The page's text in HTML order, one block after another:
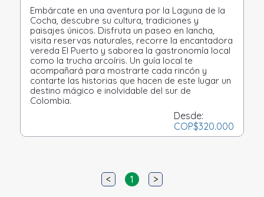
Embárcate en una aventura por la Laguna de la
Cocha, descubre su cultura, tradiciones y
paisajes únicos. Disfruta un paseo en lancha,
visita reservas naturales, recorre la encantadora
vereda El Puerto y saborea la gastronomía local
como la trucha arcoíris. Un guía local te
acompañará para mostrarte cada rincón y
contarte las historias que hacen de este lugar un
destino mágico e inolvidable del sur de
Colombia.
Desde:
COP$320.000
< 1 >